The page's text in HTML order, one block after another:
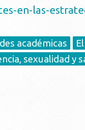
en-las-
académicas
sexualidad y